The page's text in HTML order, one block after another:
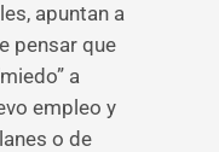
apuntan a
pensar que
a
empleo y
o de